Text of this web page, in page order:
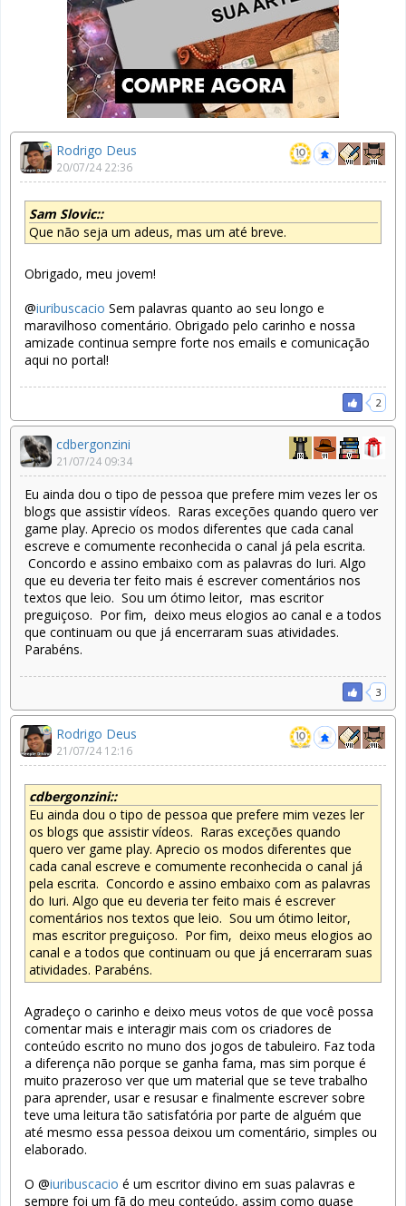
Rodrigo Deus
20/07/24 22:36
Sam Slovic::
Que não seja um adeus, mas um até breve.
Obrigado, meu jovem!
@iuribuscacio Sem palavras quanto ao seu longo e
maravilhoso comentário. Obrigado pelo carinho e nossa
amizade continua sempre forte nos emails e comunicação
aqui no portal!
2
cdbergonzini
21/07/24 09:34
Eu ainda dou o tipo de pessoa que prefere mim vezes ler os
blogs que assistir vídeos. Raras exceções quando quero ver
game play. Aprecio os modos diferentes que cada canal
escreve e comumente reconhecida o canal já pela escrita.
Concordo e assino embaixo com as palavras do Iuri. Algo
que eu deveria ter feito mais é escrever comentários nos
textos que leio. Sou um ótimo leitor, mas escritor
preguiçoso. Por fim, deixo meus elogios ao canal e a todos
que continuam ou que já encerraram suas atividades.
Parabéns.
3
Rodrigo Deus
21/07/24 12:16
cdbergonzini::
Eu ainda dou o tipo de pessoa que prefere mim vezes ler
os blogs que assistir vídeos. Raras exceções quando
quero ver game play. Aprecio os modos diferentes que
cada canal escreve e comumente reconhecida o canal já
pela escrita. Concordo e assino embaixo com as palavras
do Iuri. Algo que eu deveria ter feito mais é escrever
comentários nos textos que leio. Sou um ótimo leitor,
mas escritor preguiçoso. Por fim, deixo meus elogios ao
canal e a todos que continuam ou que já encerraram suas
atividades. Parabéns.
Agradeço o carinho e deixo meus votos de que você possa
comentar mais e interagir mais com os criadores de
conteúdo escrito no muno dos jogos de tabuleiro. Faz toda
a diferença não porque se ganha fama, mas sim porque é
muito prazeroso ver que um material que se teve trabalho
para aprender, usar e resusar e finalmente escrever sobre
teve uma leitura tão satisfatória por parte de alguém que
até mesmo essa pessoa deixou um comentário, simples ou
elaborado.
O @iuribuscacio é um escritor divino em suas palavras e
sempre foi um fã do meu conteúdo, assim como quase